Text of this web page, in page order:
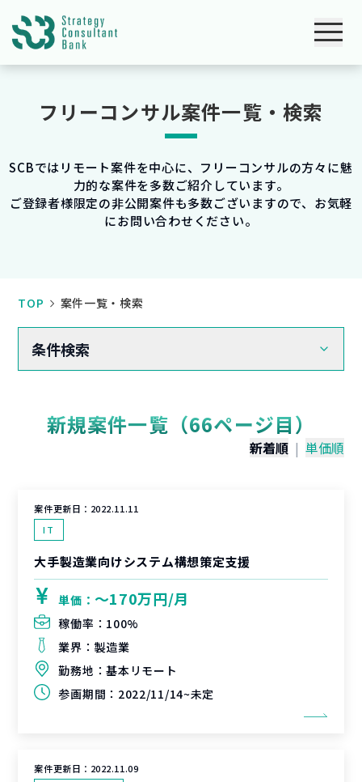
フリーコンサル案件一覧・検索
SCBではリモート案件を中心に、フリーコンサルの方々に魅
力的な案件を多数ご紹介しています。
ご登録者様限定の非公開案件も多数ございますので、お気軽
にお問い合わせください。
TOP 案件一覧・検索
条件検索
新規案件一覧（66ページ目）
新着順 | 単価順
案件更新日： 2022.11.11
IT
大手製造業向けシステム構想策定支援
単価： 〜170万円/月
稼働率： 100%
業界： 製造業
勤務地：基本リモート
参画期間： 2022/11/14~未定
案件更新日： 2022.11.09